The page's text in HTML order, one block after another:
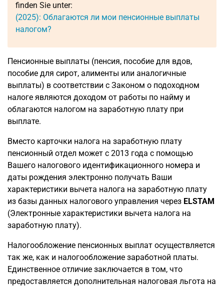
finden Sie unter:
(2025): Облагаются ли мои пенсионные выплаты
налогом?
Пенсионные выплаты (пенсия, пособие для вдов,
пособие для сирот, алименты или аналогичные
выплаты) в соответствии с Законом о подоходном
налоге являются доходом от работы по найму и
облагаются налогом на заработную плату при
выплате.
Вместо карточки налога на заработную плату
пенсионный отдел может с 2013 года с помощью
Вашего налогового идентификационного номера и
даты рождения электронно получать Ваши
характеристики вычета налога на заработную плату
из базы данных налогового управления через ELSTAM
(Электронные характеристики вычета налога на
заработную плату).
Налогообложение пенсионных выплат осуществляется
так же, как и налогообложение заработной платы.
Единственное отличие заключается в том, что
предоставляется дополнительная налоговая льгота на